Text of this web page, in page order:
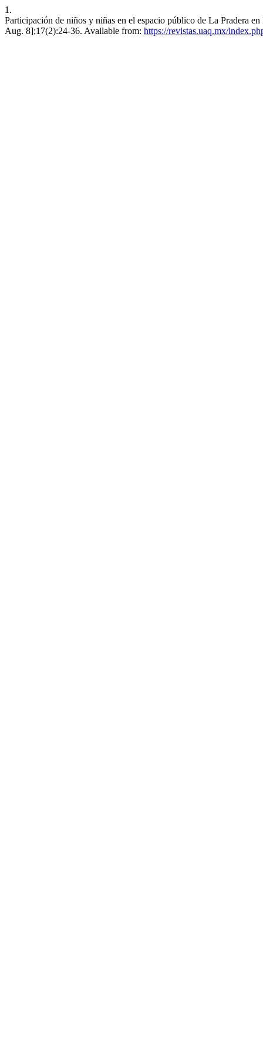
1.
Participación de niños y niñas en el espacio público de La Pradera
Aug. 8];17(2):24-36. Available from: https://revistas.uaq.mx/